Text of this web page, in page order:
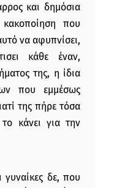
και δημόσια
που
να αφυπνίσει,
κάθε έναν,
της, η ίδια
που εμμέσως
της πήρε τόσα
κάνει για την
γυναίκες δε, που